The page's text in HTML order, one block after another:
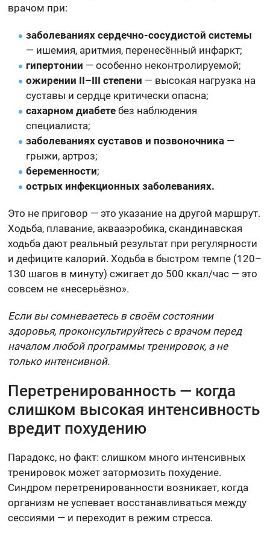
врачом при:
заболеваниях сердечно-сосудистой системы
— ишемия, аритмия, перенесённый инфаркт;
гипертонии — особенно неконтролируемой;
ожирении II–III степени — высокая нагрузка на
суставы и сердце критически опасна;
сахарном диабете без наблюдения
специалиста;
заболеваниях суставов и позвоночника —
грыжи, артроз;
беременности;
острых инфекционных заболеваниях.
Это не приговор — это указание на другой маршрут.
Ходьба, плавание, аквааэробика, скандинавская
ходьба дают реальный результат при регулярности
и дефиците калорий. Ходьба в быстром темпе (120–
130 шагов в минуту) сжигает до 500 ккал/час — это
совсем не «несерьёзно».
Если вы сомневаетесь в своём состоянии
здоровья, проконсультируйтесь с врачом перед
началом любой программы тренировок, а не
только интенсивной.
Перетренированность — когда
слишком высокая интенсивность
вредит похудению
Парадокс, но факт: слишком много интенсивных
тренировок может затормозить похудение.
Синдром перетренированности возникает, когда
организм не успевает восстанавливаться между
сессиями — и переходит в режим стресса.